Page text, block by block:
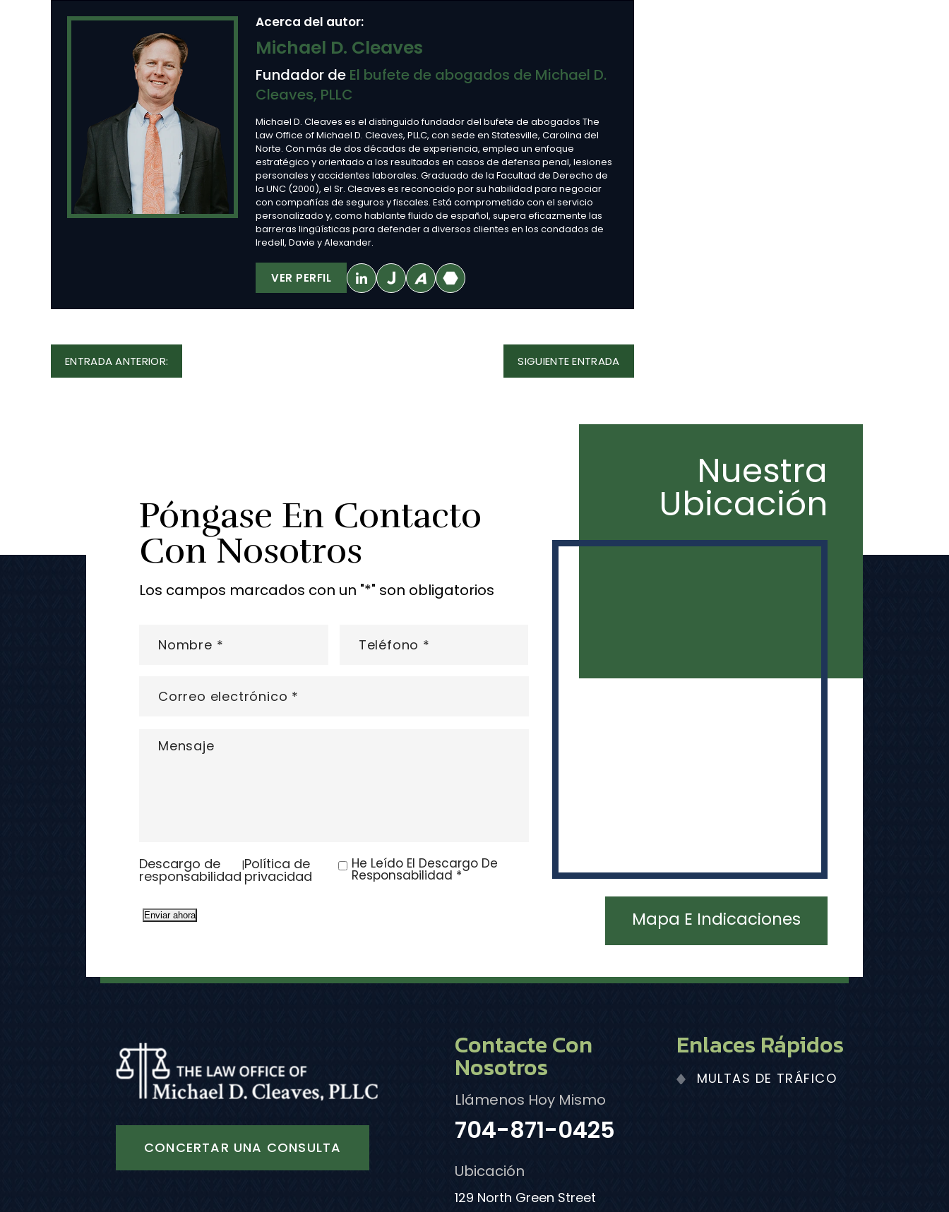
Acerca del autor:
Michael D. Cleaves
Fundador de El bufete de abogados de Michael D.
Cleaves, PLLC
Michael D. Cleaves es el distinguido fundador del bufete de abogados The
Law Office of Michael D. Cleaves, PLLC, con sede en Statesville, Carolina del
Norte. Con más de dos décadas de experiencia, emplea un enfoque
estratégico y orientado a los resultados en casos de defensa penal, lesiones
personales y accidentes laborales. Graduado de la Facultad de Derecho de
la UNC (2000), el Sr. Cleaves es reconocido por su habilidad para negociar
con compañías de seguros y fiscales. Está comprometido con el servicio
personalizado y, como hablante fluido de español, supera eficazmente las
barreras lingüísticas para defender a diversos clientes en los condados de
Iredell, Davie y Alexander.
VER PERFIL
Navegación
De
ENTRADA ANTERIOR:
ANTERIOR:
SIGUIENTE ENTRADASIGUIENTE
ENTRADA:
Póngase En Contacto
Con Nosotros
Los campos marcados con un "*" son obligatorios
Descargo de
responsabilidad
|Política de
privacidad
He Leído El Descargo De
Responsabilidad *
Enviar ahora
Nuestra
Ubicación
Mapa E Indicaciones
CONCERTAR UNA CONSULTA
Contacte Con
Nosotros
Llámenos Hoy Mismo
704-871-0425
Ubicación
129 North Green Street
Enlaces Rápidos
MULTAS DE TRÁFICO